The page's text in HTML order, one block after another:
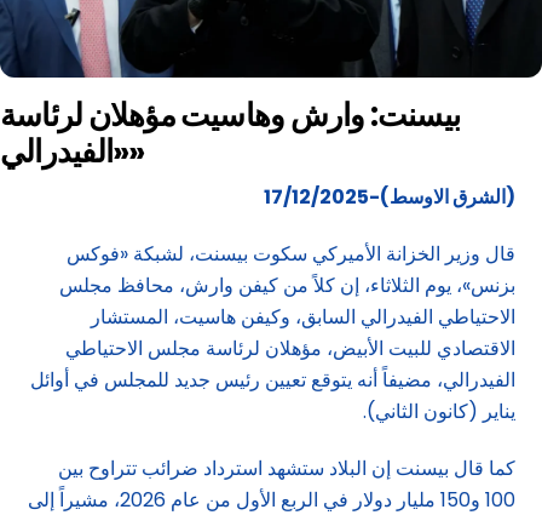
بيسنت: وارش وهاسيت مؤهلان لرئاسة
«الفيدرالي»
(الشرق الاوسط)-17/12/2025
قال وزير الخزانة الأميركي سكوت بيسنت، لشبكة «فوكس
بزنس»، يوم الثلاثاء، إن كلاً من كيفن وارش، محافظ مجلس
الاحتياطي الفيدرالي السابق، وكيفن هاسيت، المستشار
الاقتصادي للبيت الأبيض، مؤهلان لرئاسة مجلس الاحتياطي
الفيدرالي، مضيفاً أنه يتوقع تعيين رئيس جديد للمجلس في أوائل
يناير (كانون الثاني).
كما قال بيسنت إن البلاد ستشهد استرداد ضرائب تتراوح بين
100 و150 مليار دولار في الربع الأول من عام 2026، مشيراً إلى